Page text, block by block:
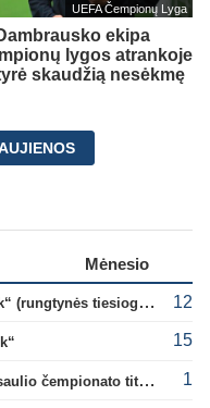
UEFA Čempionų Lyga
ekipa
lygos atrankoje
skaudžią nesėkmę
Mėnesio
Konferencijų lyga: „Žalgiris“ – „Hajduk“ (rungtynės tiesiogiai) 12
15
B. Mendy: „Darau ką noriu su savo pasaulio čempionato titulu“ 1